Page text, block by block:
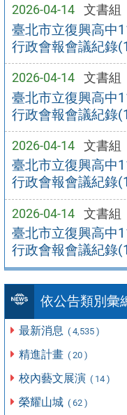
2026-04-14 文書組
臺北市立復興高中
行政會報會議紀錄
2026-04-14 文書組
臺北市立復興高中
行政會報會議紀錄
2026-04-14 文書組
臺北市立復興高中
行政會報會議紀錄
2026-04-14 文書組
臺北市立復興高中
行政會報會議紀錄
依公告類別彙
最新消息 ( 4,535 )
精進計畫 ( 20 )
校內藝文展演 ( 14 )
榮耀山城 ( 62 )